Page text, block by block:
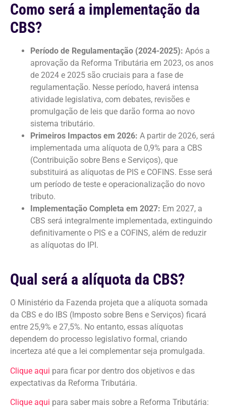
Como será a implementação da
CBS?
Período de Regulamentação (2024-2025): Após a
aprovação da Reforma Tributária em 2023, os anos
de 2024 e 2025 são cruciais para a fase de
regulamentação. Nesse período, haverá intensa
atividade legislativa, com debates, revisões e
promulgação de leis que darão forma ao novo
sistema tributário.
Primeiros Impactos em 2026: A partir de 2026, será
implementada uma alíquota de 0,9% para a CBS
(Contribuição sobre Bens e Serviços), que
substituirá as alíquotas de PIS e COFINS. Esse será
um período de teste e operacionalização do novo
tributo.
Implementação Completa em 2027: Em 2027, a
CBS será integralmente implementada, extinguindo
definitivamente o PIS e a COFINS, além de reduzir
as alíquotas do IPI.
Qual será a alíquota da CBS?
O Ministério da Fazenda projeta que a alíquota somada
da CBS e do IBS (Imposto sobre Bens e Serviços) ficará
entre 25,9% e 27,5%. No entanto, essas alíquotas
dependem do processo legislativo formal, criando
incerteza até que a lei complementar seja promulgada.
Clique aqui para ficar por dentro dos objetivos e das
expectativas da Reforma Tributária.
Clique aqui para saber mais sobre a Reforma Tributária: